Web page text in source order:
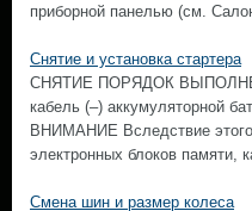
приборной панелью (см.
Снятие и установка стартера
СНЯТИЕ ПОРЯДОК
кабель (–) аккумуляторной
ВНИМАНИЕ Вследствие
электронных блоков памяти,
Смена шин и размер колеса